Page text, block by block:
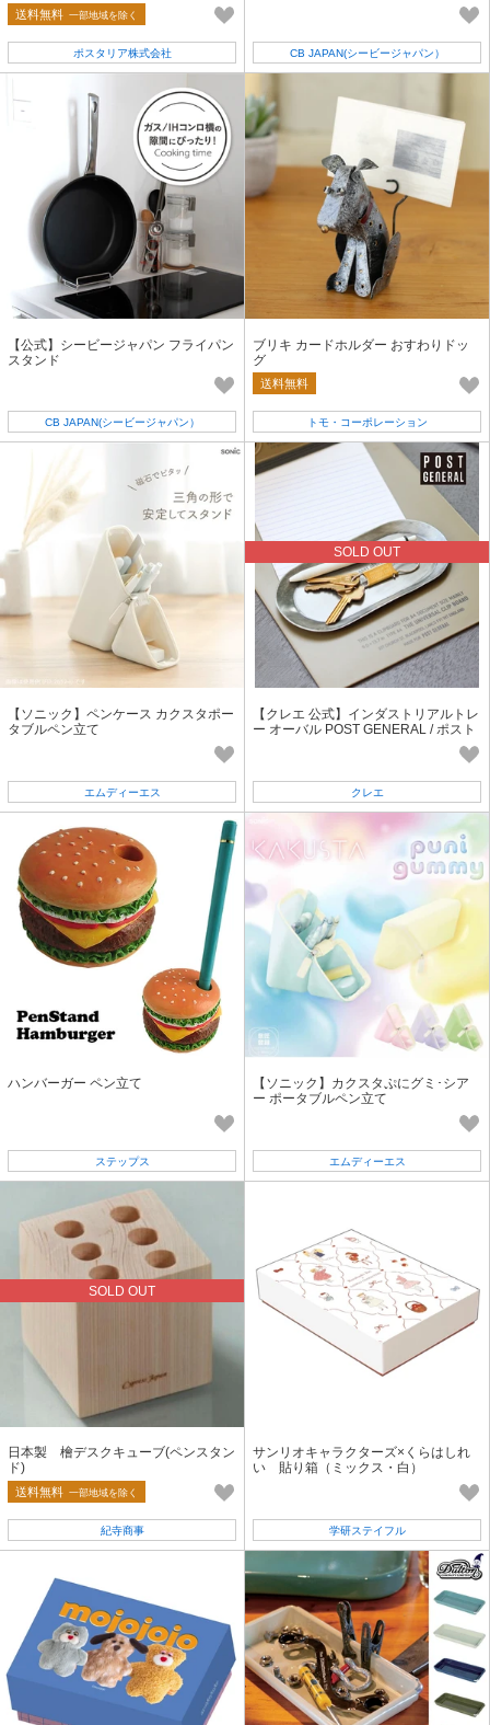
送料無料 一部地域を除く
ポスタリア株式会社 CB JAPAN(シービージャパン）
【公式】シービージャパン フライパン
スタンド
CB JAPAN(シービージャパン）
ブリキ カードホルダー おすわりドッ
グ
送料無料
トモ・コーポレーション
【ソニック】ペンケース カクスタポー
タブルペン立て
エムディーエス
SOLD OUT
【クレエ 公式】インダストリアルトレ
ー オーバル POST GENERAL / ポスト
クレエ
ハンバーガー ペン立て
ステップス
【ソニック】カクスタぷにグミ･シア
ー ポータブルペン立て
エムディーエス
SOLD OUT
日本製 檜デスクキューブ(ペンスタン
ド)
送料無料 一部地域を除く
紀寺商事
サンリオキャラクターズ×くらはしれ
い 貼り箱（ミックス・白）
学研ステイフル